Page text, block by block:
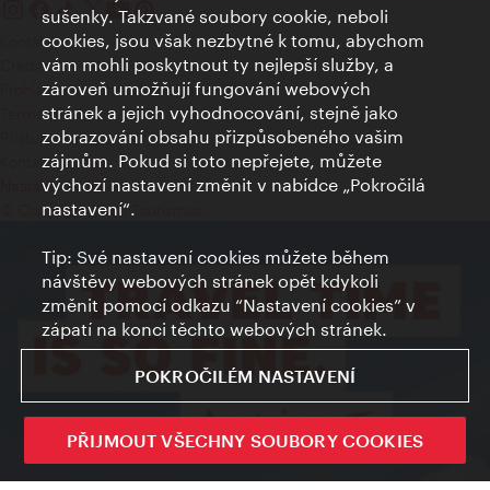
Kontakty
Credits
Prohlášení o ochraně osobních údajů
Terms of Use
Přístupnost
Kontakt pro tisk
Nastavení cookies
© Copyright Wien Tourismus
sušenky. Takzvané soubory cookie, neboli
cookies, jsou však nezbytné k tomu, abychom
vám mohli poskytnout ty nejlepší služby, a
zároveň umožňují fungování webových
stránek a jejich vyhodnocování, stejně jako
zobrazování obsahu přizpůsobeného vašim
zájmům. Pokud si toto nepřejete, můžete
výchozí nastavení změnit v nabídce „Pokročilá
nastavení“.
Tip: Své nastavení cookies můžete během
návštěvy webových stránek opět kdykoli
změnit pomocí odkazu “Nastavení cookies” v
zápatí na konci těchto webových stránek.
POKROČILÉM NASTAVENÍ
PŘIJMOUT VŠECHNY SOUBORY COOKIES